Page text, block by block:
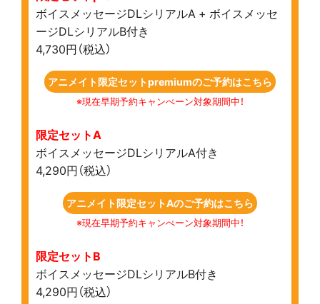
ボイスメッセージDLシリアルA + ボイスメッセ
ージDLシリアルB付き
4,730円（税込）
アニメイト限定セットpremiumのご予約はこちら
※現在早期予約キャンぺーン対象期間中！
限定セットA
ボイスメッセージDLシリアルA付き
4,290円（税込）
アニメイト限定セットAのご予約はこちら
※現在早期予約キャンぺーン対象期間中！
限定セットB
ボイスメッセージDLシリアルB付き
4,290円（税込）